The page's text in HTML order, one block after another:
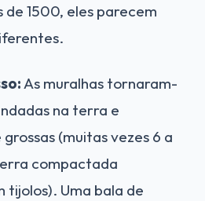
de 1500, eles parecem
As muralhas tornaram-
na terra e
(muitas vezes 6 a
compactada
tijolos). Uma bala de